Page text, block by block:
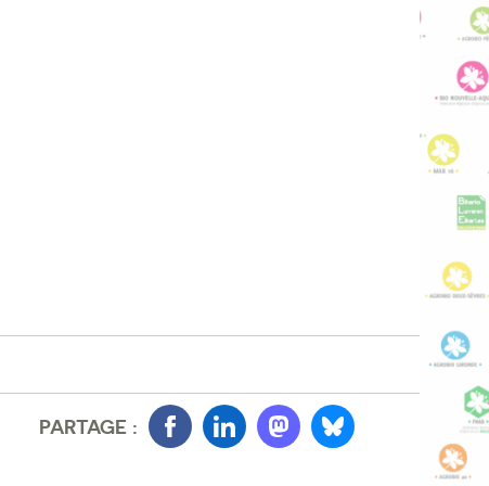
PARTAGE :
FacebookLinkedInMastondon
Bluesky